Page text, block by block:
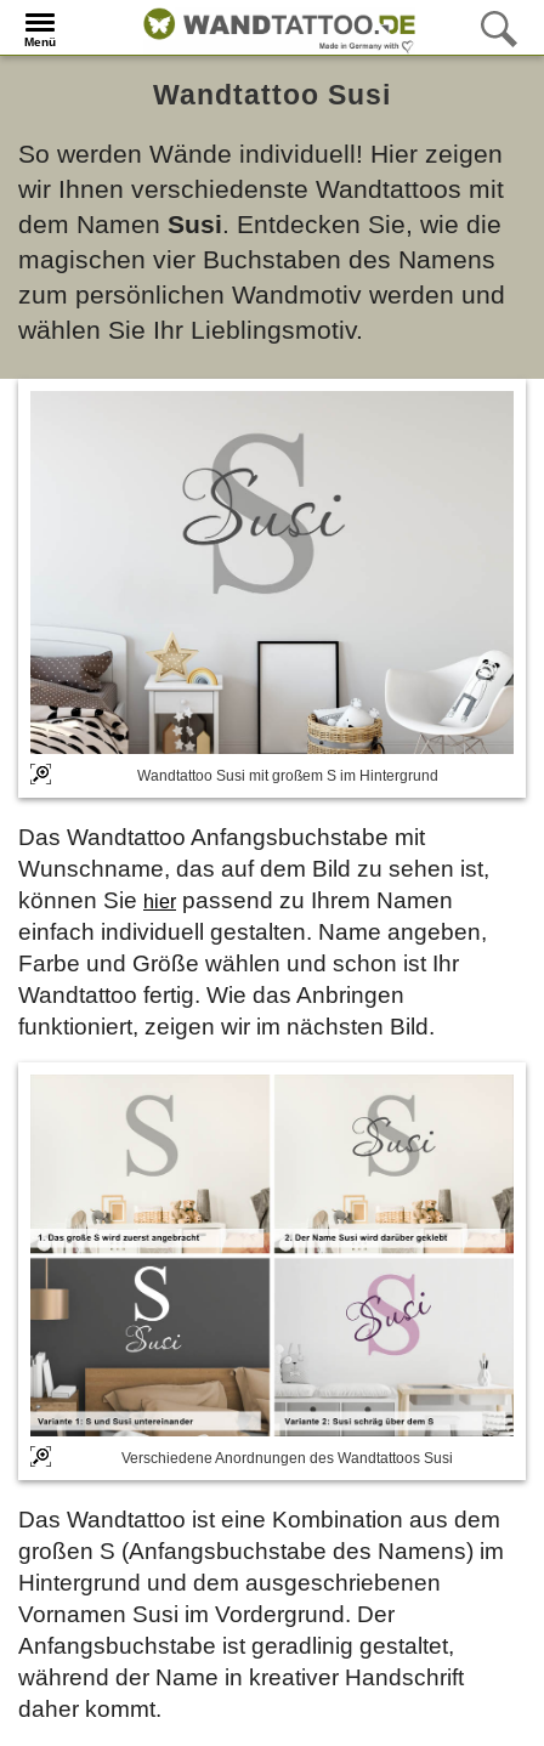
Menü
Wandtattoo Susi
So werden Wände individuell! Hier zeigen
wir Ihnen verschiedenste Wandtattoos mit
dem Namen Susi. Entdecken Sie, wie die
magischen vier Buchstaben des Namens
zum persönlichen Wandmotiv werden und
wählen Sie Ihr Lieblingsmotiv.
Wandtattoo Susi mit großem S im Hintergrund
Das Wandtattoo Anfangsbuchstabe mit
Wunschname, das auf dem Bild zu sehen ist,
können Sie hier passend zu Ihrem Namen
einfach individuell gestalten. Name angeben,
Farbe und Größe wählen und schon ist Ihr
Wandtattoo fertig. Wie das Anbringen
funktioniert, zeigen wir im nächsten Bild.
Verschiedene Anordnungen des Wandtattoos Susi
Das Wandtattoo ist eine Kombination aus dem
großen S (Anfangsbuchstabe des Namens) im
Hintergrund und dem ausgeschriebenen
Vornamen Susi im Vordergrund. Der
Anfangsbuchstabe ist geradlinig gestaltet,
während der Name in kreativer Handschrift
daher kommt.